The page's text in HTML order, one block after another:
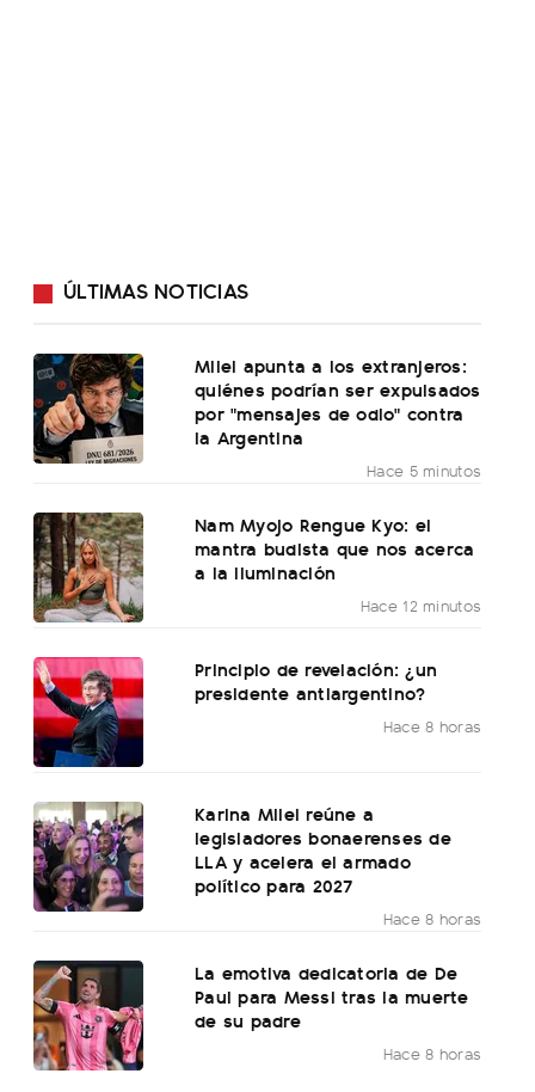
ÚLTIMAS NOTICIAS
Milei apunta a los extranjeros:
quiénes podrían ser expulsados
por "mensajes de odio" contra
la Argentina
Hace 5 minutos
Nam Myojo Rengue Kyo: el
mantra budista que nos acerca
a la iluminación
Hace 12 minutos
Principio de revelación: ¿un
presidente antiargentino?
Hace 8 horas
Karina Milei reúne a
legisladores bonaerenses de
LLA y acelera el armado
político para 2027
Hace 8 horas
La emotiva dedicatoria de De
Paul para Messi tras la muerte
de su padre
Hace 8 horas